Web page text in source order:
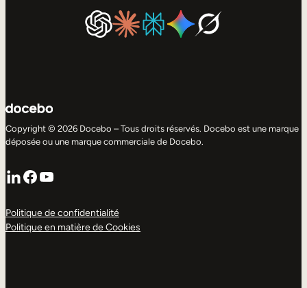
Copyright © 2026 Docebo – Tous droits réservés. Docebo est une marque
déposée ou une marque commerciale de Docebo.
LinkedIn
Facebook
YouTube
Politique de confidentialité
Politique en matière de Cookies